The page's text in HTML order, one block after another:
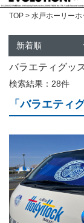
TOP 水戸ホーリーホ
バラエティグッ
検索結果：28件
「バラエティ